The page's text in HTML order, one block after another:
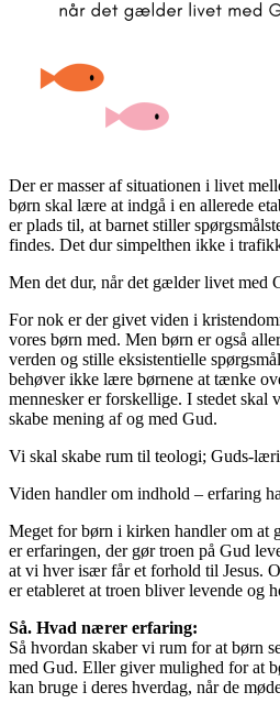
Der er masser af situationen i livet
børn skal lære at indgå i en allerede
er plads til, at barnet stiller
findes. Det dur simpelthen ikke i
Men det dur, når det gælder livet med
For nok er der givet viden i
vores børn med. Men børn er også
verden og stille eksistentielle
behøver ikke lære børnene at tænke
mennesker er forskellige. I stedet skal
skabe mening af og med Gud.
Vi skal skabe rum til teologi; Guds-
Viden handler om indhold – erfaring
Meget for børn i kirken handler om at
er erfaringen, der gør troen på Gud
at vi hver især får et forhold til Jesus.
er etableret at troen bliver levende og
Så. Hvad nærer erfaring:
Så hvordan skaber vi rum for at børn
med Gud. Eller giver mulighed for at
kan bruge i deres hverdag, når de